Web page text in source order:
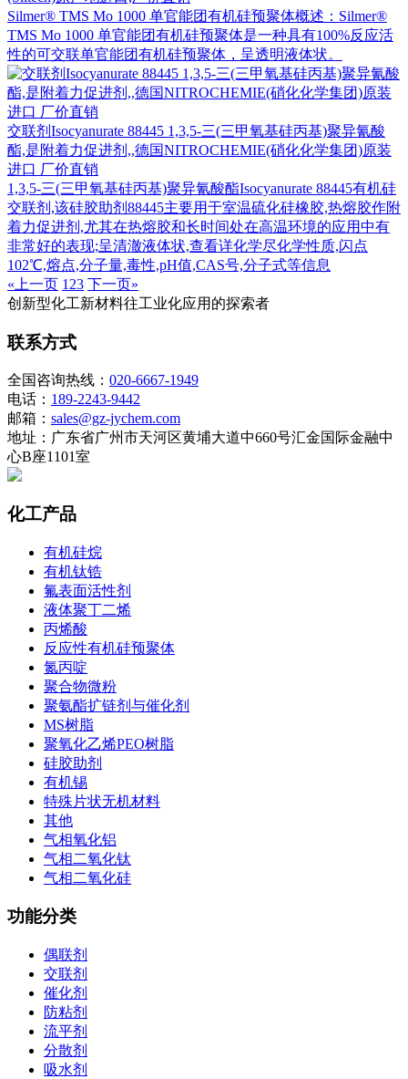
Silmer® TMS Mo 1000 单官能团有机硅预聚体概述：Silmer®
TMS Mo 1000 单官能团有机硅预聚体是一种具有100%反应活
性的可交联单官能团有机硅预聚体，呈透明液体状。
交联剂Isocyanurate 88445 1,3,5-三(三甲氧基硅丙基)聚异氰酸
酯,是附着力促进剂,,德国NITROCHEMIE(硝化化学集团)原装
进口 厂价直销
1,3,5-三(三甲氧基硅丙基)聚异氰酸酯Isocyanurate 88445有机硅
交联剂,该硅胶助剂88445主要用于室温硫化硅橡胶,热熔胶作附
着力促进剂,尤其在热熔胶和长时间处在高温环境的应用中有
非常好的表现;呈清澈液体状,查看详化学尽化学性质,闪点
102℃,熔点,分子量,毒性,pH值,CAS号,分子式等信息
«上一页 1 23 下一页»
创新型化工新材料往工业化应用的探索者
联系方式
全国咨询热线： 020-6667-1949
电话： 189-2243-9442
邮箱： sales@gz-jychem.com
地址：广东省广州市天河区黄埔大道中660号汇金国际金融中
心B座1101室
化工产品
有机硅烷
有机钛锆
氟表面活性剂
液体聚丁二烯
丙烯酸
反应性有机硅预聚体
氮丙啶
聚合物微粉
聚氨酯扩链剂与催化剂
MS树脂
聚氧化乙烯PEO树脂
硅胶助剂
有机锡
特殊片状无机材料
其他
气相氧化铝
气相二氧化钛
气相二氧化硅
功能分类
偶联剂
交联剂
催化剂
防粘剂
流平剂
分散剂
吸水剂